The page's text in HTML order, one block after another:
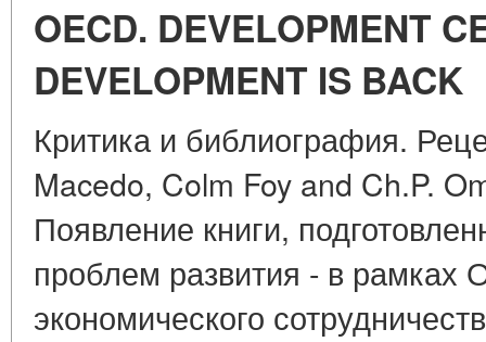
OECD. DEVELOPMENT
DEVELOPMENT IS BACK
Критика и библиография.
Macedo, Colm Foy and Ch.P.
Появление книги,
проблем развития - в рамках
экономического